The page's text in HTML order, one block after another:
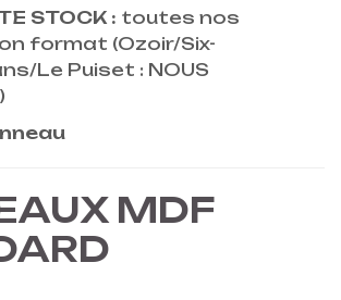
STOCK : toutes nos
format (Ozoir/Six-
Le Puiset : NOUS
MDF